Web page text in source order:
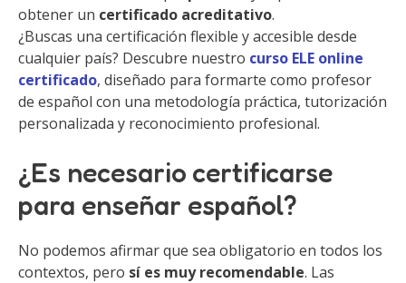
obtener un certificado acreditativo.
¿Buscas una certificación flexible y accesible desde
cualquier país? Descubre nuestro curso ELE online
certificado, diseñado para formarte como profesor
de español con una metodología práctica, tutorización
personalizada y reconocimiento profesional.
¿Es necesario certificarse
para enseñar español?
No podemos afirmar que sea obligatorio en todos los
contextos, pero sí es muy recomendable. Las